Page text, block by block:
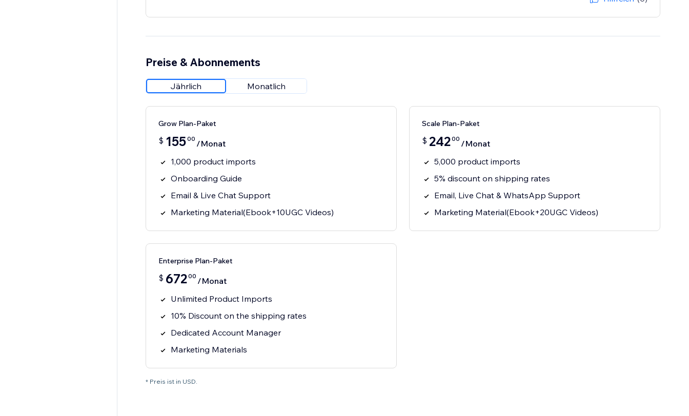
Preise & Abonnements
Jährlich Monatlich
Grow Plan-Paket
$ 15500 /Monat
1,000 product imports
Onboarding Guide
Email & Live Chat Support
Marketing Material(Ebook+10UGC Videos)
Scale Plan-Paket
$ 24200 /Monat
5,000 product imports
5% discount on shipping rates
Email, Live Chat & WhatsApp Support
Marketing Material(Ebook+20UGC Videos)
Enterprise Plan-Paket
$ 67200 /Monat
Unlimited Product Imports
10% Discount on the shipping rates
Dedicated Account Manager
Marketing Materials
* Preis ist in USD.